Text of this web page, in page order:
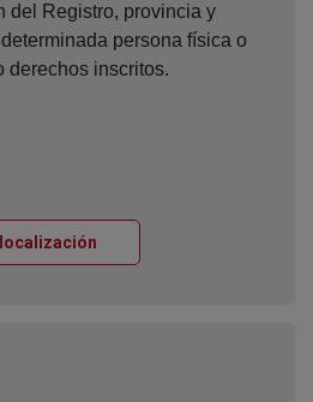
del Registro, provincia y
persona física o
derechos inscritos.